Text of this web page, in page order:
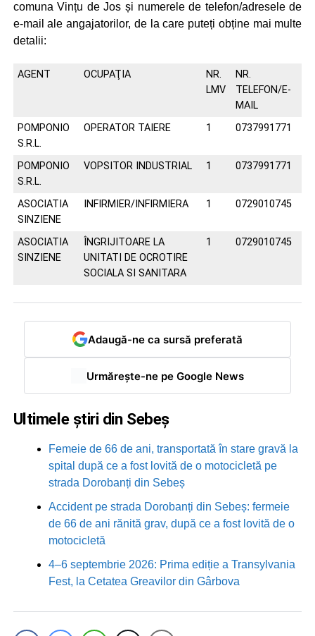
comuna Vințu de Jos și numerele de telefon/adresele de
e-mail ale angajatorilor, de la care puteți obține mai multe
detalii:
AGENT OCUPAŢIA
NR.
LMV
NR.
TELEFON/E-
MAIL
POMPONIO
S.R.L.
OPERATOR TAIERE 1 0737991771
POMPONIO
S.R.L.
VOPSITOR INDUSTRIAL 1 0737991771
ASOCIATIA
SINZIENE
INFIRMIER/INFIRMIERA 1 0729010745
ASOCIATIA
SINZIENE
ÎNGRIJITOARE LA
UNITATI DE OCROTIRE
SOCIALA SI SANITARA
1 0729010745
Adaugă-ne ca sursă preferată
Urmărește-ne pe Google News
Ultimele știri din Sebeș
Femeie de 66 de ani, transportată în stare gravă la
spital după ce a fost lovită de o motocicletă pe
strada Dorobanți din Sebeș
Accident pe strada Dorobanți din Sebeș: fermeie
de 66 de ani rănită grav, după ce a fost lovită de o
motocicletă
4–6 septembrie 2026: Prima ediție a Transylvania
Fest, la Cetatea Greavilor din Gârbova